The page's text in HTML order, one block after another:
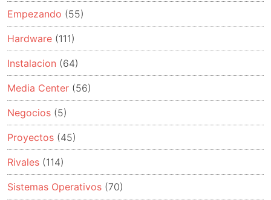
Empezando (55)
Hardware (111)
Instalacion (64)
Media Center (56)
Negocios (5)
Proyectos (45)
Rivales (114)
Sistemas Operativos (70)